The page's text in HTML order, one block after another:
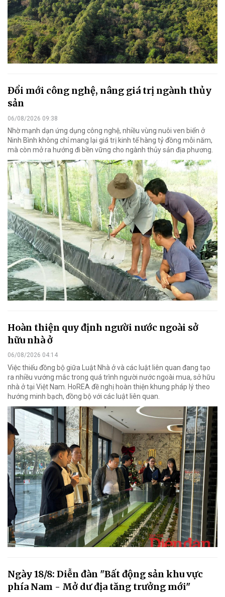
Đổi mới công nghệ, nâng giá trị ngành thủy
sản
06/08/2026 09:38
Nhờ mạnh dạn ứng dụng công nghệ, nhiều vùng nuôi ven biển ở
Ninh Bình không chỉ mang lại giá trị kinh tế hàng tỷ đồng mỗi năm,
mà còn mở ra hướng đi bền vững cho ngành thủy sản địa phương.
Hoàn thiện quy định người nước ngoài sở
hữu nhà ở
06/08/2026 04:14
Việc thiếu đồng bộ giữa Luật Nhà ở và các luật liên quan đang tạo
ra nhiều vướng mắc trong quá trình người nước ngoài mua, sở hữu
nhà ở tại Việt Nam. HoREA đề nghị hoàn thiện khung pháp lý theo
hướng minh bạch, đồng bộ với các luật liên quan.
Ngày 18/8: Diễn đàn "Bất động sản khu vực
phía Nam - Mở dư địa tăng trưởng mới"